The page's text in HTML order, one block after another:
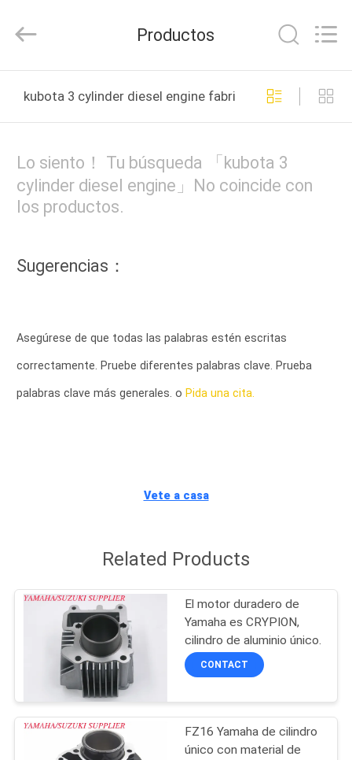
SOBRE
NOSOTROS
VIAJE
FÁBRICA
CONTROL
CONTACTO
NOTICIAS
UNA
CITA
Rights
by
Productos
kubota 3 cylinder diesel engine fabricación en línea
Lo siento！ Tu búsqueda 「kubota 3
cylinder diesel engine」No coincide con
los productos.
Sugerencias：
Asegúrese de que todas las palabras estén escritas
correctamente. Pruebe diferentes palabras clave. Prueba
palabras clave más generales. o Pida una cita.
Vete a casa
Related Products
El motor duradero de
Yamaha es CRYPION,
cilindro de aluminio único.
CONTACT
FZ16 Yamaha de cilindro
único con material de